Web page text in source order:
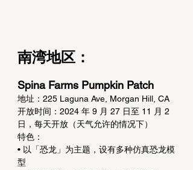
南湾地区：
Spina Farms Pumpkin Patch
地址：225 Laguna Ave, Morgan Hill, CA
开放时间：2024 年 9 月 27 日至 11 月 2
日，每天开放（天气允许的情况下）
特色：
• 以「恐龙」为主题，设有多种仿真恐龙模
型